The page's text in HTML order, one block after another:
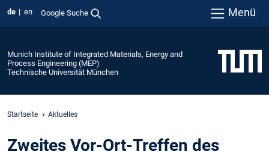
de en Google Suche Menü
Munich Institute of Integrated Materials, Energy and
Process Engineering (MEP)
Technische Universität München
Startseite Aktuelles
Zweites Vor-Ort-Treffen des